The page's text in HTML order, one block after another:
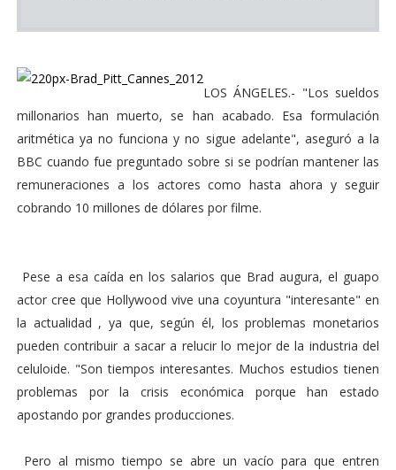
LOS ÁNGELES.- "Los sueldos
millonarios han muerto, se han acabado. Esa formulación
aritmética ya no funciona y no sigue adelante", aseguró a la
BBC cuando fue preguntado sobre si se podrían mantener las
remuneraciones a los actores como hasta ahora y seguir
cobrando 10 millones de dólares por filme.
Pese a esa caída en los salarios que Brad augura, el guapo
actor cree que Hollywood vive una coyuntura "interesante" en
la actualidad , ya que, según él, los problemas monetarios
pueden contribuir a sacar a relucir lo mejor de la industria del
celuloide. "Son tiempos interesantes. Muchos estudios tienen
problemas por la crisis económica porque han estado
apostando por grandes producciones.
Pero al mismo tiempo se abre un vacío para que entren